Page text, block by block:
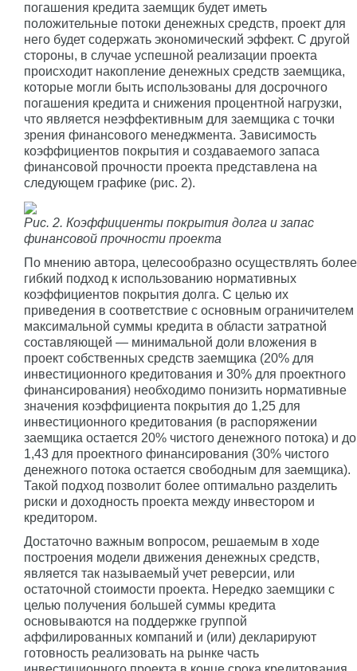
погашения кредита заемщик будет иметь
положительные потоки денежных средств, проект для
него будет содержать экономический эффект. С другой
стороны, в случае успешной реализации проекта
происходит накопление денежных средств заемщика,
которые могли быть использованы для досрочного
погашения кредита и снижения процентной нагрузки,
что является неэффективным для заемщика с точки
зрения финансового менеджмента. Зависимость
коэффициентов покрытия и создаваемого запаса
финансовой прочности проекта представлена на
следующем графике (рис. 2).
Рис. 2. Коэффициенты покрытия долга и запас
финансовой прочности проекта
По мнению автора, целесообразно осуществлять более
гибкий подход к использованию нормативных
коэффициентов покрытия долга. С целью их
приведения в соответствие с основным ограничителем
максимальной суммы кредита в области затратной
составляющей — минимальной доли вложения в
проект собственных средств заемщика (20% для
инвестиционного кредитования и 30% для проектного
финансирования) необходимо понизить нормативные
значения коэффициента покрытия до 1,25 для
инвестиционного кредитования (в распоряжении
заемщика остается 20% чистого денежного потока) и до
1,43 для проектного финансирования (30% чистого
денежного потока остается свободным для заемщика).
Такой подход позволит более оптимально разделить
риски и доходность проекта между инвестором и
кредитором.
Достаточно важным вопросом, решаемым в ходе
построения модели движения денежных средств,
является так называемый учет реверсии, или
остаточной стоимости проекта. Нередко заемщики с
целью получения большей суммы кредита
основываются на поддержке группой
аффилированных компаний и (или) декларируют
готовность реализовать на рынке часть